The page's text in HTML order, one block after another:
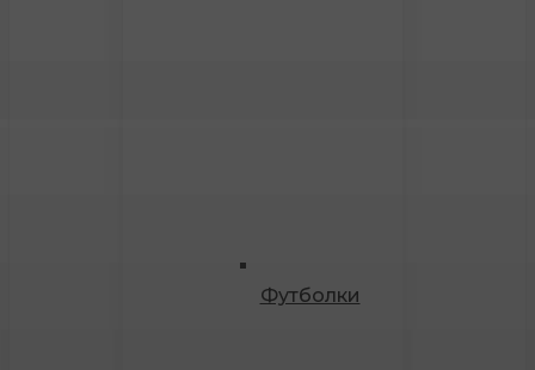
Футболки